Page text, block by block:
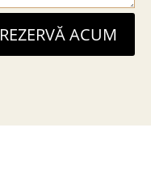
REZERVĂ ACUM